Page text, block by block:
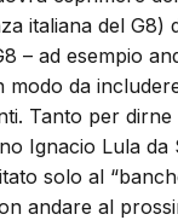
italiana del G8)
– ad esempio
modo da
Tanto per dirne
Ignacio Lula da
solo al
andare al